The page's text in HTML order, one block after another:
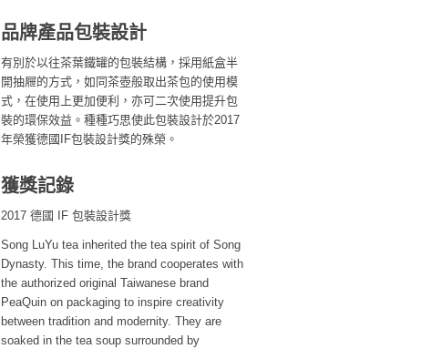
品牌產品包裝設計
有別於以往茶葉鐵罐的包裝結構，採用紙盒半
開抽屜的方式，如同茶壺般取出茶包的使用模
式，在使用上更加便利，亦可二次使用提升包
裝的環保效益。種種巧思使此包裝設計於2017
年榮獲德國IF包裝設計獎的殊榮。
獲獎記錄
2017 德國 IF 包裝設計獎
Song LuYu tea inherited the tea spirit of Song
Dynasty. This time, the brand cooperates with
the authorized original Taiwanese brand
PeaQuin on packaging to inspire creativity
between tradition and modernity. They are
soaked in the tea soup surrounded by